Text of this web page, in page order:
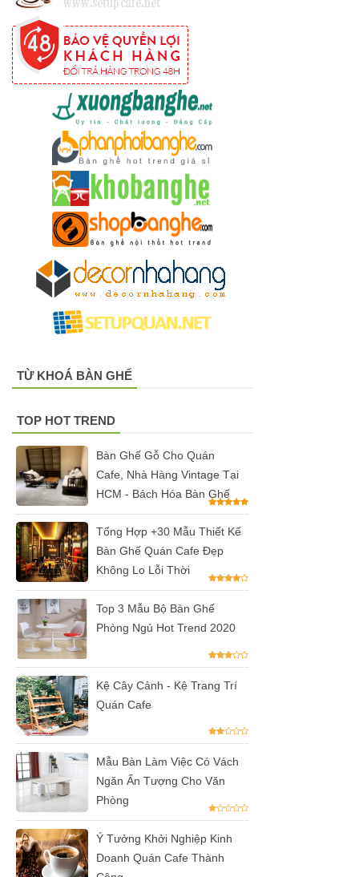
spa, nail,
studio, văn
phòng, căn
hộ màu
gaming, ghế
streamer
đẹp giá tốt
tại HCM
Tổng hợp
chân bàn
bàn decor,
chân bàn
inox, chân
bàn ăn hot
trend 2023
Ghế decor
trong suốt,
ghế xoay
trong suốt
Ghế Eames
chân gỗ bọc
vải bố xanh
xám GLM27-
ghế dành
cho quán
cafe, cửa
hàng tại
TỪ KHOÁ BÀN GHẾ
TOP HOT TREND
Bàn Ghế Gỗ Cho Quán
Cafe, Nhà Hàng Vintage Tại
HCM - Bách Hóa Bàn Ghế
Tổng Hợp +30 Mẫu Thiết Kế
Bàn Ghế Quán Cafe Đẹp
Không Lo Lỗi Thời
Top 3 Mẫu Bộ Bàn Ghế
Phòng Ngủ Hot Trend 2020
Kệ Cây Cảnh - Kệ Trang Trí
Quán Cafe
Mẫu Bàn Làm Việc Có Vách
Ngăn Ấn Tượng Cho Văn
Phòng
Ý Tưởng Khởi Nghiệp Kinh
Doanh Quán Cafe Thành